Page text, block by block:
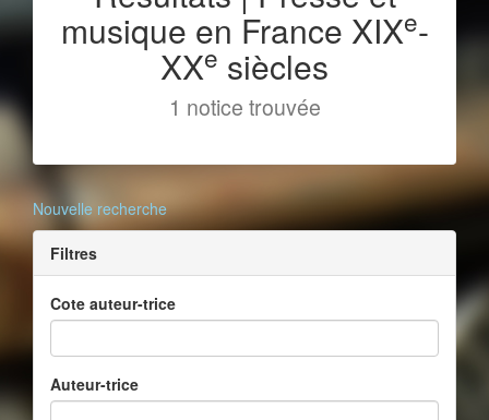
musique en France XIXe-
XXe siècles
1 notice trouvée
Nouvelle recherche
Filtres
Cote auteur-trice
Auteur-trice